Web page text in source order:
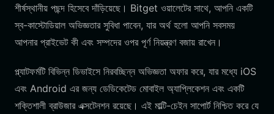
শীর্ষস্থানীয় পছন্দ হিসেবে দাঁড়িয়েছে। Bitget ওয়ালেটের সাথে, আপনি একটি
স্ব-কাস্টোডিয়াল অভিজ্ঞতার সুবিধা পাবেন, যার অর্থ হলো আপনি সবসময়
আপনার প্রাইভেট কী এবং সম্পদের ওপর পূর্ণ নিয়ন্ত্রণ বজায় রাখেন।
প্ল্যাটফর্মটি বিভিন্ন ডিভাইসে নিরবচ্ছিন্ন অভিজ্ঞতা অফার করে, যার মধ্যে iOS
এবং Android এর জন্য ডেডিকেটেড মোবাইল অ্যাপ্লিকেশন এবং একটি
শক্তিশালী ব্রাউজার এক্সটেনশন রয়েছে। এই মাল্টি-চেইন সাপোর্ট নিশ্চিত করে যে